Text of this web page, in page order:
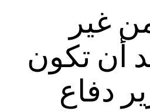
غير
أن تكون
دفاع